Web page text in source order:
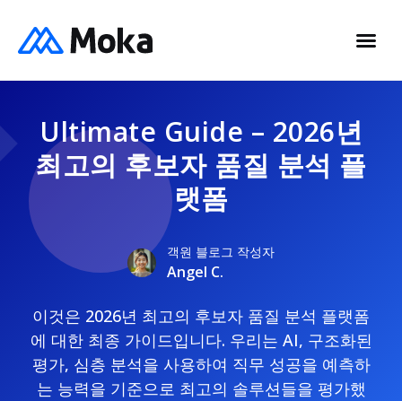
Ultimate Guide – 2026년
최고의 후보자 품질 분석 플
랫폼
객원 블로그 작성자
Angel C.
이것은 2026년 최고의 후보자 품질 분석 플랫폼
에 대한 최종 가이드입니다. 우리는 AI, 구조화된
평가, 심층 분석을 사용하여 직무 성공을 예측하
는 능력을 기준으로 최고의 솔루션들을 평가했